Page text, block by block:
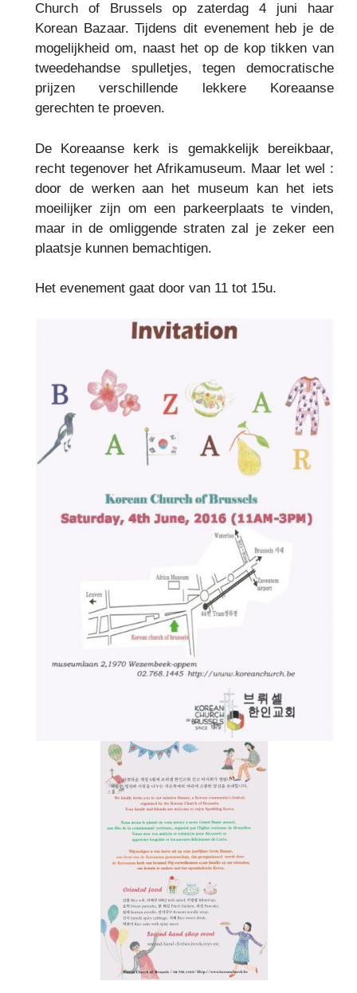
Church of Brussels op zaterdag 4 juni haar
Korean Bazaar. Tijdens dit evenement heb je de
mogelijkheid om, naast het op de kop tikken van
tweedehandse spulletjes, tegen democratische
prijzen verschillende lekkere Koreaanse
gerechten te proeven.
De Koreaanse kerk is gemakkelijk bereikbaar,
recht tegenover het Afrikamuseum. Maar let wel :
door de werken aan het museum kan het iets
moeilijker zijn om een parkeerplaats te vinden,
maar in de omliggende straten zal je zeker een
plaatsje kunnen bemachtigen.
Het evenement gaat door van 11 tot 15u.